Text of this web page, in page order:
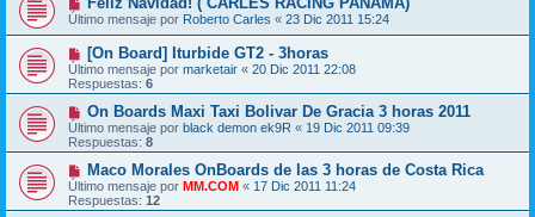
Último mensaje por Roberto Carles « 23 Dic 2011 15:24
[On Board] Iturbide GT2 - 3horas
Último mensaje por marketair « 20 Dic 2011 22:08
Respuestas: 6
On Boards Maxi Taxi Bolivar De Gracia 3 horas 2011
Último mensaje por black demon ek9R « 19 Dic 2011 09:39
Respuestas: 8
Maco Morales OnBoards de las 3 horas de Costa Rica
Último mensaje por MM.COM « 17 Dic 2011 11:24
Respuestas: 12